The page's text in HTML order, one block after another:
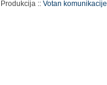
Produkcija :: Votan komunikacije